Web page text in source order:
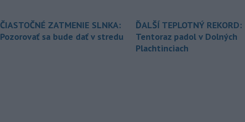
ČIASTOČNÉ ZATMENIE SLNKA:
Pozorovať sa bude dať v stredu
ĎALŠÍ TEPLOTNÝ REKORD:
Tentoraz padol v Dolných
Plachtinciach